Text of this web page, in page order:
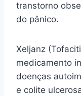
transtorno
do pânico.
Xeljanz
medicamento
doenças
e colite